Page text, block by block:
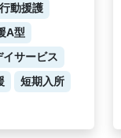
動援護
A型
サービス
短期入所